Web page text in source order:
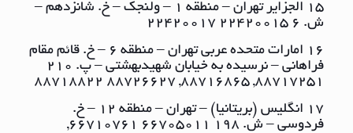
15 الجزایر تهران – منطقه ١ – ولنجک – خ. شانزدهم –
ش. ٦ ٢٢٤٢٠٠١٥ ٢٢٤٢٠٠١٧
16 امارات متحده عربی تهران – منطقه ٦ – خ. قائم مقام
فراهانی – نرسیده به خیابان شهیدبهشتی – پ. ٢١٠
٨٨٧١٧٢٥١, ٨٨٧١٦٨٦٥, ٨٨٧٢٦٦٢٧ ٨٨٧١٨٨٢٢
17 انگلیس (بریتانیا) – تهران – منطقه ١٢ – خ.
فردوسی – ش. ١٩٨ ٦٦٧٠٥٠١١ ٦٦٧١٠٧٦١,